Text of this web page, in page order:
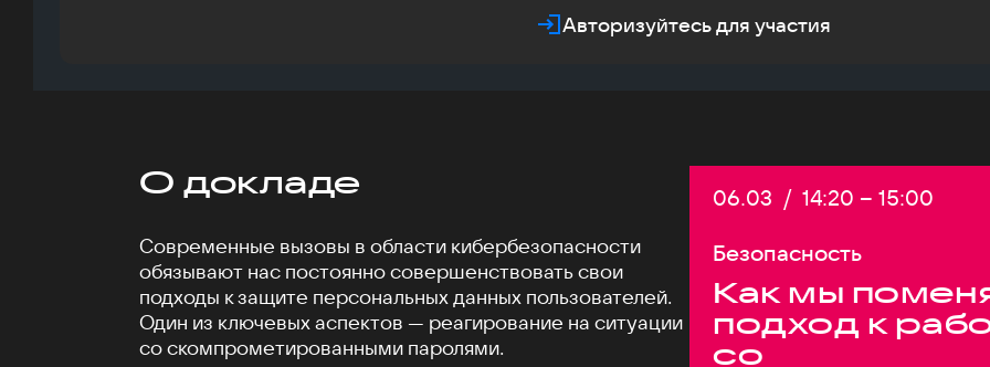
Авторизуйтесь для участия
О докладе
Современные вызовы в области кибербезопасности
обязывают нас постоянно совершенствовать свои
подходы к защите персональных данных пользователей.
Один из ключевых аспектов — реагирование на ситуации
со скомпрометированными паролями.
Дата:
06.03 / Начало:
14:20 – Конец:
15:00
Безопасность
Как мы
подход к
со